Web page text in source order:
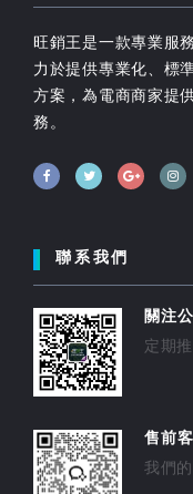
旺銷王是一款專業服
力於提供專業化、標
方案，為電商商家提
務。
聯系我們
關注
定期
售前
我們